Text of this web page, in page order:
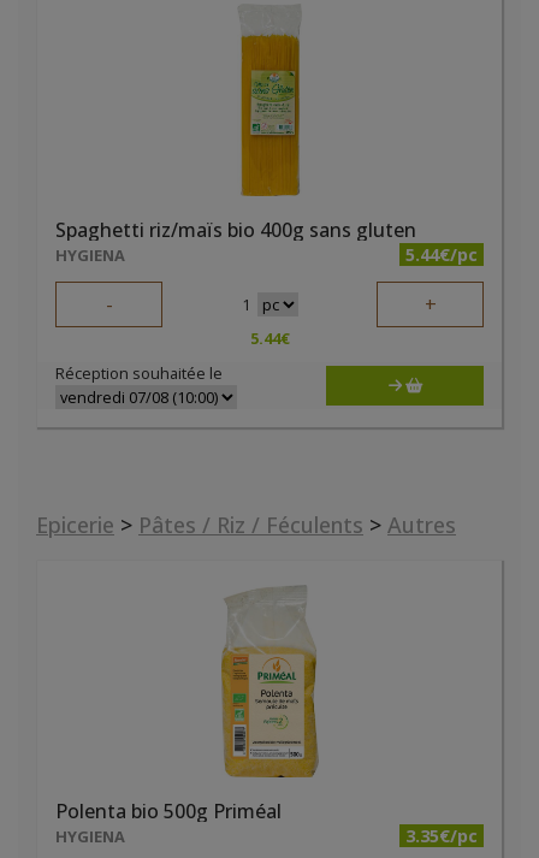
Spaghetti riz/maïs bio 400g sans gluten
HYGIENA 5.44€/pc
- 1 +
5.44€
Réception souhaitée le
Epicerie > Pâtes / Riz / Féculents > Autres
Polenta bio 500g Priméal
HYGIENA 3.35€/pc